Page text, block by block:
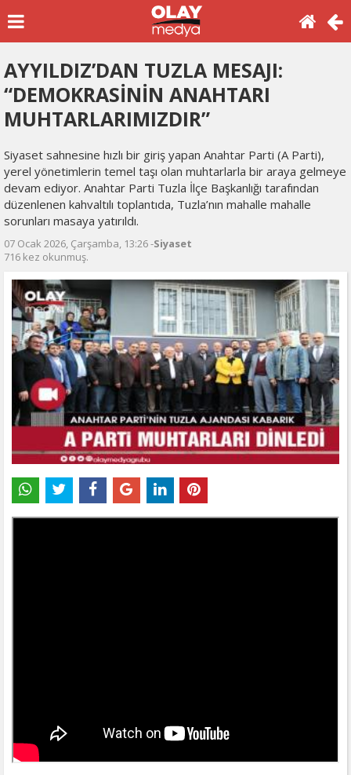
AYYILDIZ’DAN TUZLA MESAJI:
“DEMOKRASİNİN ANAHTARI
MUHTARLARIMIZDIR”
Siyaset sahnesine hızlı bir giriş yapan Anahtar Parti (A Parti),
yerel yönetimlerin temel taşı olan muhtarlarla bir araya gelmeye
devam ediyor. Anahtar Parti Tuzla İlçe Başkanlığı tarafından
düzenlenen kahvaltılı toplantıda, Tuzla’nın mahalle mahalle
sorunları masaya yatırıldı.
07 Ocak 2026, Çarşamba, 13:26 -Siyaset
716 kez okunmuş.